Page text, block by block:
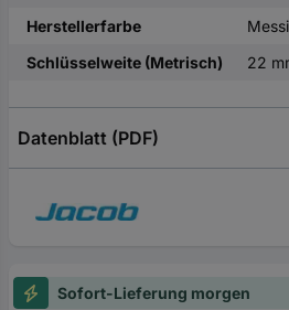
Herstellerfarbe
Schlüsselweite (Metrisch)
22
Datenblatt (PDF)
Sofort-Lieferung morgen